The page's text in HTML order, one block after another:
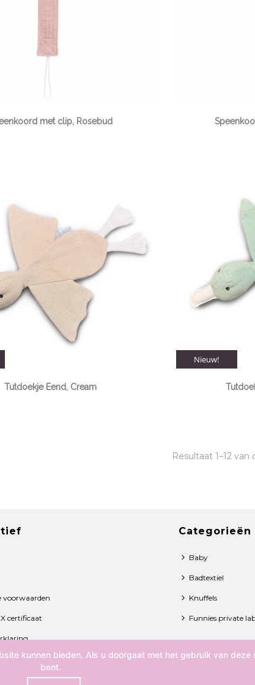
met clip, Rosebud
Tutdoekje Eend, Cream
Nieuw!
Resultaat 1–12
voorwaarden
certificaat
Categorieën
Baby
Badtextiel
Knuffels
Funnies private
kunnen bieden. Als u doorgaat met het gebruik van
bent.